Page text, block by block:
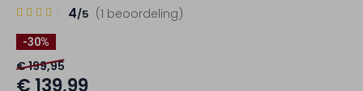
(1 beoordeling)
4/5
14
Sterren
-30%
€ 199,95
€ 139,99